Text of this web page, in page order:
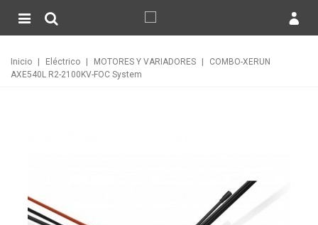
Inicio Eléctrico MOTORES Y VARIADORES
COMBO-XERUN
AXE540L R2-2100KV-FOC System